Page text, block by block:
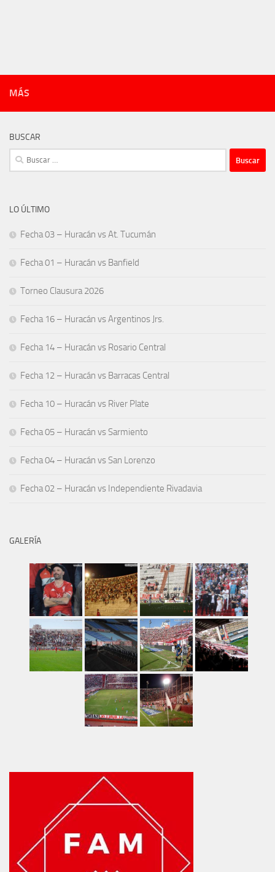
MÁS
BUSCAR
Buscar:
LO ÚLTIMO
Fecha 03 – Huracán vs At. Tucumán
Fecha 01 – Huracán vs Banfield
Torneo Clausura 2026
Fecha 16 – Huracán vs Argentinos Jrs.
Fecha 14 – Huracán vs Rosario Central
Fecha 12 – Huracán vs Barracas Central
Fecha 10 – Huracán vs River Plate
Fecha 05 – Huracán vs Sarmiento
Fecha 04 – Huracán vs San Lorenzo
Fecha 02 – Huracán vs Independiente Rivadavia
GALERÍA